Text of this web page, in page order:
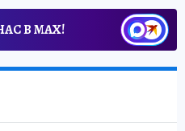
В МАХ!